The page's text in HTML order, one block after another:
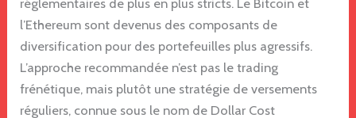
l’Ethereum sont devenus des composants de
diversification pour des portefeuilles plus agressifs.
L’approche recommandée n’est pas le trading
frénétique, mais plutôt une stratégie de versements
réguliers, connue sous le nom de Dollar Cost